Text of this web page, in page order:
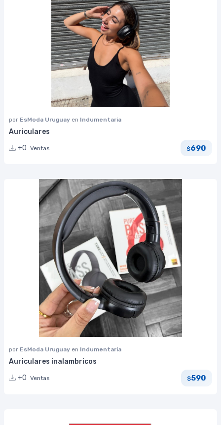
por EsModa Uruguay en Indumentaria
Auriculares
+0 Ventas $690
por EsModa Uruguay en Indumentaria
Auriculares inalambricos
+0 Ventas $590